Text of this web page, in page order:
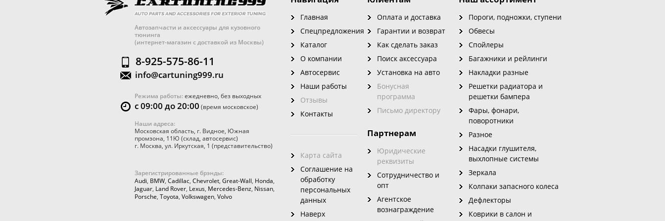
Автозапчасти и аксессуары для кузовного
тюнинга
(интернет-магазин с доставкой из Москвы)
8-925-575-86-11
info@cartuning999.ru
Режима работы:ежедневно, без выходных
с 09:00 до 20:00 (время московское)
Наши адреса:
Московская область, г. Видное, Южная
промзона, 11Ю (склад, автосервис)
г. Москва, ул. Иркутская, 1 (представительство)
Зарегистрированные брэнды:
Audi, BMW, Cadillac, Chevrolet, Great-Wall, Honda,
Jaguar, Land Rover, Lexus, Mercedes-Benz, Nissan,
Porsche, Toyota, Volkswagen, Volvo
Пороги, подножки, ступени
Обвесы
Спойлеры
Багажники и рейлинги
Накладки разные
Решетки радиатора и
решетки бампера
Фары, фонари,
поворотники
Разное
Насадки глушителя,
выхлопные системы
Зеркала
Колпаки запасного колеса
Дефлекторы
Коврики в салон и
Главная
Спецпредложения
Каталог
О компании
Автосервис
Наши работы
Отзывы
Контакты
Карта сайта
Соглашение на
обработку
персональных
данных
Наверх
Оплата и доставка
Гарантии и возврат
Как сделать заказ
Поиск аксессуара
Установка на авто
Бонусная
программа
Письмо директору
Партнерам
Юридические
реквизиты
Сотрудничество и
опт
Агентское
вознаграждение